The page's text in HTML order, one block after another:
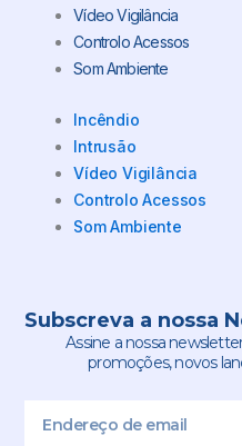
Vídeo Vigilância
Controlo Acessos
Som Ambiente
Incêndio
Intrusão
Vídeo Vigilância
Controlo Acessos
Som Ambiente
Subscreva a nossa
Assine a nossa
promoções, novos